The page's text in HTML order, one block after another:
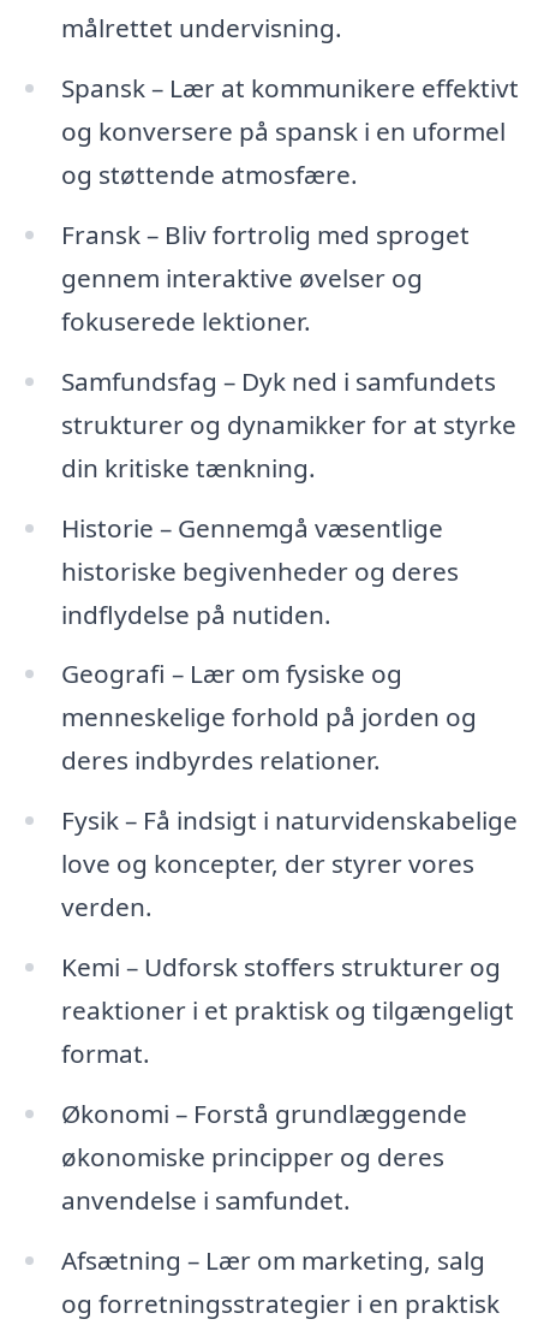
målrettet undervisning.
Spansk – Lær at kommunikere effektivt
og konversere på spansk i en uformel
og støttende atmosfære.
Fransk – Bliv fortrolig med sproget
gennem interaktive øvelser og
fokuserede lektioner.
Samfundsfag – Dyk ned i samfundets
strukturer og dynamikker for at styrke
din kritiske tænkning.
Historie – Gennemgå væsentlige
historiske begivenheder og deres
indflydelse på nutiden.
Geografi – Lær om fysiske og
menneskelige forhold på jorden og
deres indbyrdes relationer.
Fysik – Få indsigt i naturvidenskabelige
love og koncepter, der styrer vores
verden.
Kemi – Udforsk stoffers strukturer og
reaktioner i et praktisk og tilgængeligt
format.
Økonomi – Forstå grundlæggende
økonomiske principper og deres
anvendelse i samfundet.
Afsætning – Lær om marketing, salg
og forretningsstrategier i en praktisk